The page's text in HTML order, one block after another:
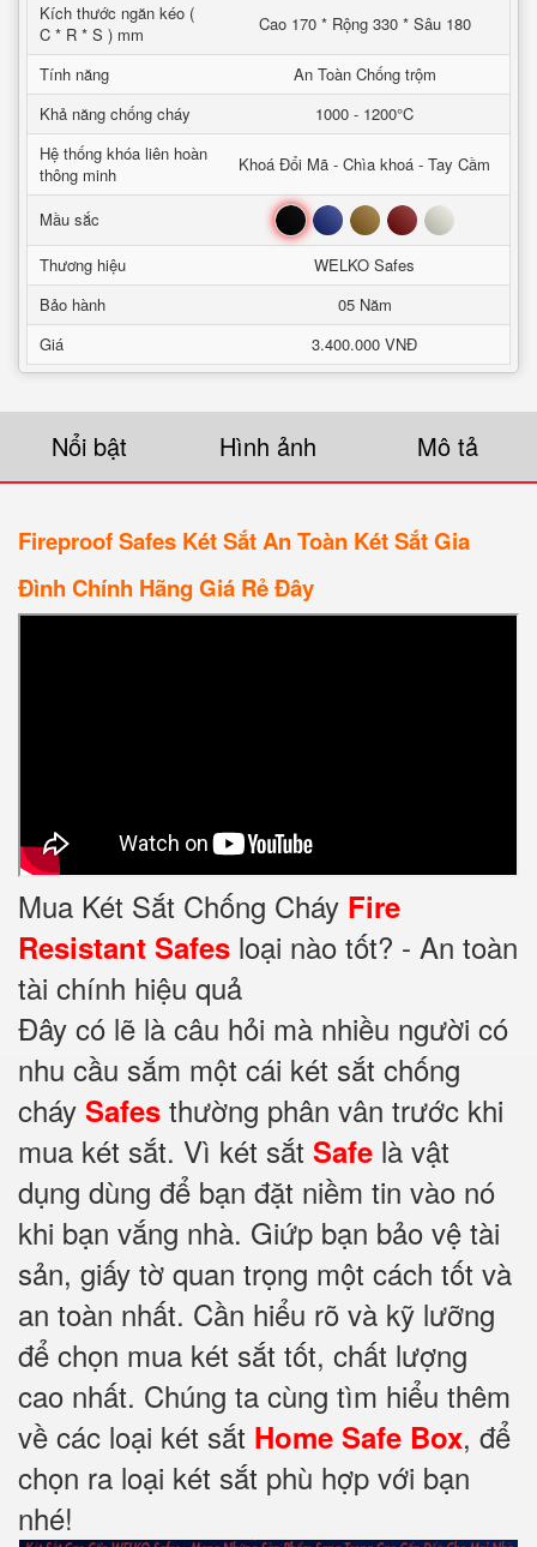
Kích thước ngăn kéo (
C * R * S ) mm
Cao 170 * Rộng 330 * Sâu 180
Tính năng
An Toàn Chống trộm
Khả năng chống cháy
1000 - 1200°C
Hệ thống khóa liên hoàn
thông minh
Khoá Đổi Mã - Chìa khoá - Tay Cầm
Mầu sắc Đen Xanh Nâu Đỏ Trắng
Thương hiệu
WELKO Safes
Bảo hành
05 Năm
Giá
3.400.000 VNĐ
Nổi bật Hình ảnh Mô tả
Fireproof Safes Két Sắt An Toàn Két Sắt Gia
Đình Chính Hãng Giá Rẻ Đây
Mua Két Sắt Chống Cháy Fire
Resistant Safes loại nào tốt? - An toàn
tài chính hiệu quả
Đây có lẽ là câu hỏi mà nhiều người có
nhu cầu sắm một cái két sắt chống
cháy Safes thường phân vân trước khi
mua két sắt. Vì két sắt Safe là vật
dụng dùng để bạn đặt niềm tin vào nó
khi bạn vắng nhà. Giứp bạn bảo vệ tài
sản, giấy tờ quan trọng một cách tốt và
an toàn nhất. Cần hiểu rõ và kỹ lưỡng
để chọn mua két sắt tốt, chất lượng
cao nhất. Chúng ta cùng tìm hiểu thêm
về các loại két sắt Home Safe Box, để
chọn ra loại két sắt phù hợp với bạn
nhé!